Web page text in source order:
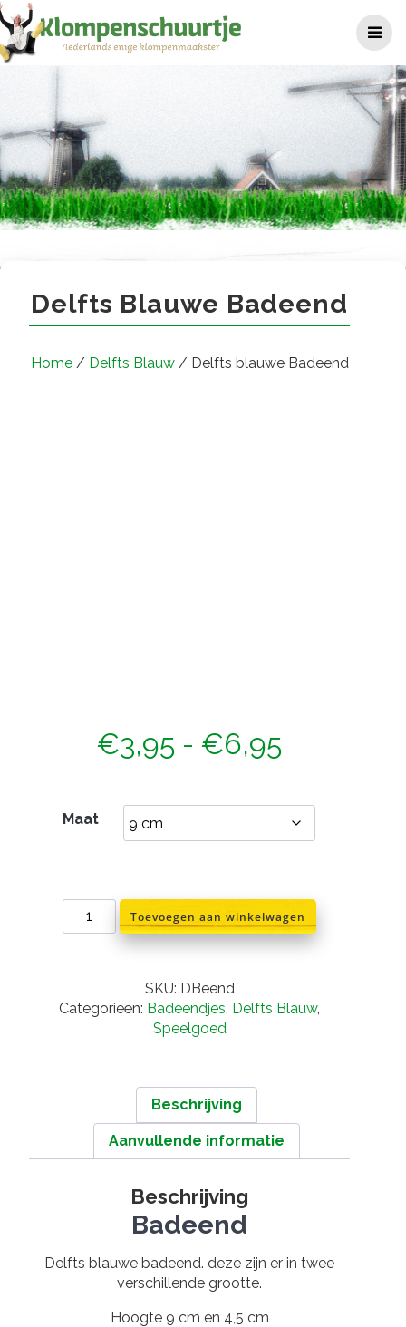
naar
de
Delfts blauwe Badeend
Delfts Blauwe Badeend
Home/ Delfts Blauw/ Delfts blauwe Badeend
€3,95 - €6,95
tot
Maat
Delfts
blauwe
Badeend
Toevoegen aan winkelwagen
SKU: DBeend
Categorieën: Badeendjes, Delfts Blauw,
Speelgoed
Beschrijving
Aanvullende informatie
Beschrijving
Badeend
Delfts blauwe badeend. deze zijn er in twee
verschillende grootte.
Hoogte 9 cm en 4,5 cm